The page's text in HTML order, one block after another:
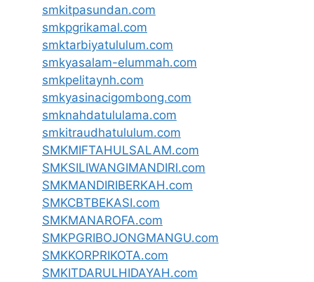
smkitpasundan.com
smkpgrikamal.com
smktarbiyatululum.com
smkyasalam-elummah.com
smkpelitaynh.com
smkyasinacigombong.com
smknahdatululama.com
smkitraudhatululum.com
SMKMIFTAHULSALAM.com
SMKSILIWANGIMANDIRI.com
SMKMANDIRIBERKAH.com
SMKCBTBEKASI.com
SMKMANAROFA.com
SMKPGRIBOJONGMANGU.com
SMKKORPRIKOTA.com
SMKITDARULHIDAYAH.com